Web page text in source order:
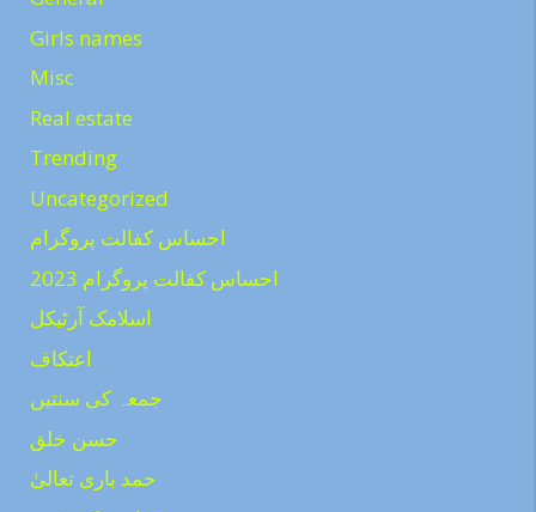
Girls names
Misc
Real estate
Trending
Uncategorized
احساس کفالت پروگرام
احساس کفالت پروگرام 2023
اسلامک آرٹیکل
اعتکاف
جمعہ کی سنتیں
حسن خلق
حمد باری تعالیٰ